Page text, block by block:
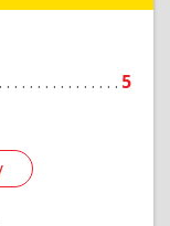
5